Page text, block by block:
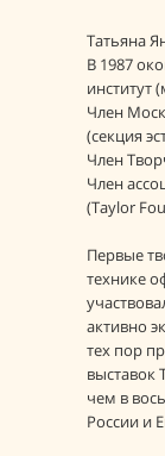
Татьяна
В 1987
институт
Член
(секция
Член
Член
(Tаylor
Первые
технике
активно
тех пор
выставок
чем в
России и